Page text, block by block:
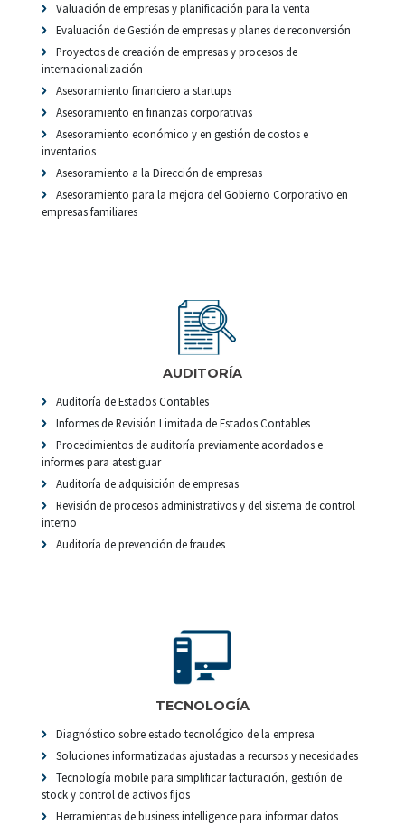
Valuación de empresas y planificación para la venta
Evaluación de Gestión de empresas y planes de reconversión
Proyectos de creación de empresas y procesos de
internacionalización
Asesoramiento financiero a startups
Asesoramiento en finanzas corporativas
Asesoramiento económico y en gestión de costos e
inventarios
Asesoramiento a la Dirección de empresas
Asesoramiento para la mejora del Gobierno Corporativo en
empresas familiares
AUDITORÍA
Auditoría de Estados Contables
Informes de Revisión Limitada de Estados Contables
Procedimientos de auditoría previamente acordados e
informes para atestiguar
Auditoría de adquisición de empresas
Revisión de procesos administrativos y del sistema de control
interno
Auditoría de prevención de fraudes
TECNOLOGÍA
Diagnóstico sobre estado tecnológico de la empresa
Soluciones informatizadas ajustadas a recursos y necesidades
Tecnología mobile para simplificar facturación, gestión de
stock y control de activos fijos
Herramientas de business intelligence para informar datos